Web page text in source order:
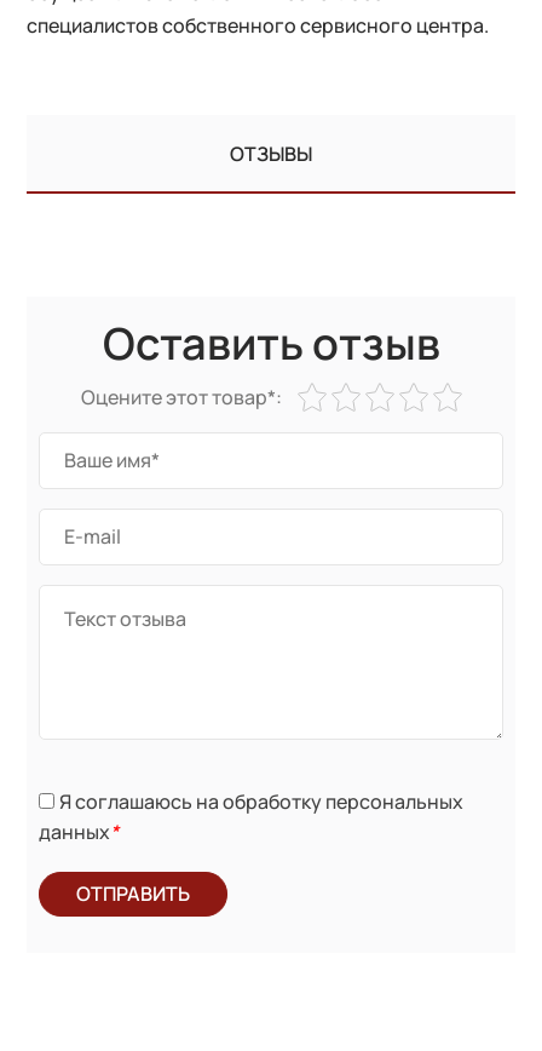
специалистов собственного сервисного центра.
ОТЗЫВЫ
Оставить отзыв
Оцените этот товар*:
Я соглашаюсь на обработку персональных
данных*
ОТПРАВИТЬ